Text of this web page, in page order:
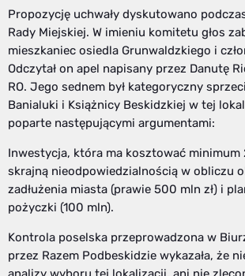
Propozycję uchwały dyskutowano
Rady Miejskiej. W imieniu komitetu głos
mieszkaniec osiedla Grunwaldzkiego i
Odczytał on apel napisany przez Danutę
RO. Jego sednem był kategoryczny
Banialuki i Książnicy Beskidzkiej w tej
poparte następującymi argumentami:
Inwestycja, która ma kosztować minimum
skrajną nieodpowiedzialnością w obliczu
zadłużenia miasta (prawie 500 mln zł) i
pożyczki (100 mln).
Kontrola poselska przeprowadzona w
przez Razem Podbeskidzie wykazała, że